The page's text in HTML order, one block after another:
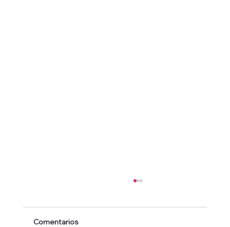
Comentarios